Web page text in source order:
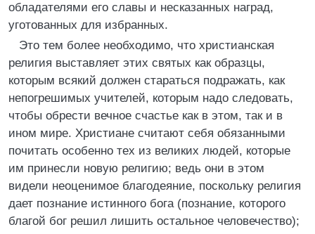
обладателями его славы и несказанных наград,
уготованных для избранных.
Это тем более необходимо, что христианская
религия выставляет этих святых как образцы,
которым всякий должен стараться подражать, как
непогрешимых учителей, которым надо следовать,
чтобы обрести вечное счастье как в этом, так и в
ином мире. Христиане считают себя обязанными
почитать особенно тех из великих людей, которые
им принесли новую религию; ведь они в этом
видели неоценимое благодеяние, поскольку религия
дает познание истинного бога (познание, которого
благой бог решил лишить остальное человечество);